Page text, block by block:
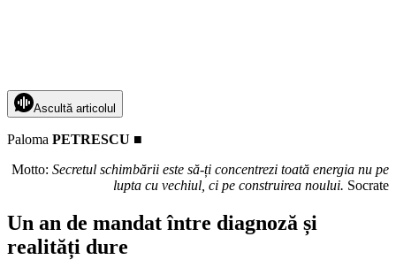
Ascultă articolul
Paloma PETRESCU ■
Motto: Secretul schimbării este să-ți concentrezi toată energia nu pe
lupta cu vechiul, ci pe construirea noului. Socrate
Un an de mandat între diagnoză și
realități dure